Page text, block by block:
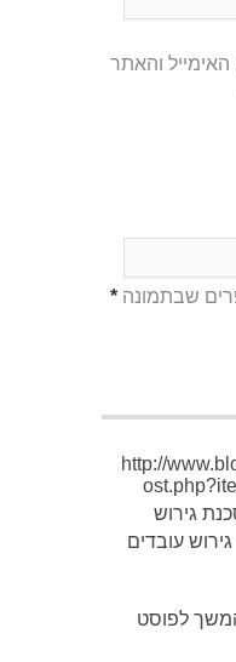
והאתר
שבתמונה *
http://
גירוש
עובדים
לפוסט